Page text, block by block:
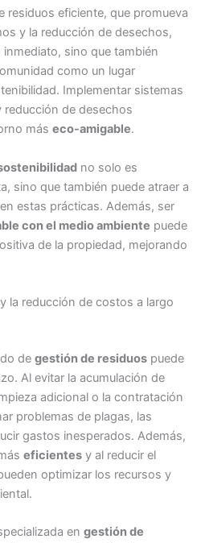
residuos eficiente, que promueva
y la reducción de desechos,
sino que también
como un lugar
Implementar sistemas
reducción de desechos
más eco-amigable.
no solo es
sino que también puede atraer a
estas prácticas. Además, ser
con el medio ambiente puede
de la propiedad, mejorando
la reducción de costos a largo
de gestión de residuos puede
Al evitar la acumulación de
adicional o la contratación
problemas de plagas, las
gastos inesperados. Además,
eficientes y al reducir el
optimizar los recursos y
en gestión de